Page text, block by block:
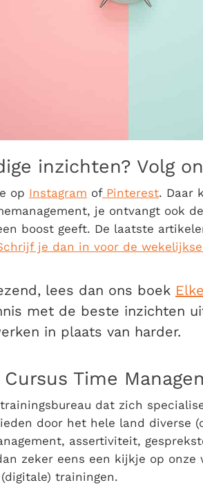
inzichten? Volg
op Instagram ofPinterest. Daar
je ontvangt ook
boost geeft. De laatste
je dan in voor de
lees dan ons boek
met de beste inzichten
in plaats van harder.
Time
dat zich
door het hele land diverse
assertiviteit,
zeker eens een kijkje op
trainingen.